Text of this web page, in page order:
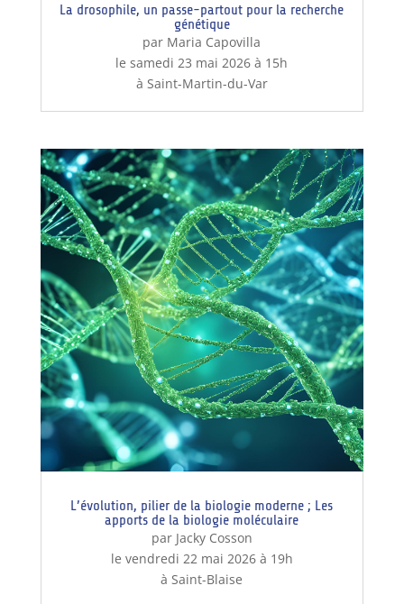
La drosophile, un passe-partout pour la recherche
génétique
par Maria Capovilla
le samedi 23 mai 2026 à 15h
à Saint-Martin-du-Var
L’évolution, pilier de la biologie moderne ; Les
apports de la biologie moléculaire
par Jacky Cosson
le vendredi 22 mai 2026 à 19h
à Saint-Blaise